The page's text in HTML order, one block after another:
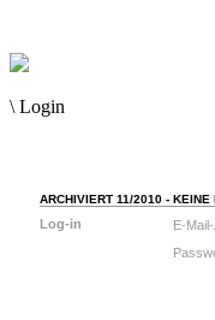
\ Login
ARCHIVIERT 11/2010 - KEINE
Log-in
E-